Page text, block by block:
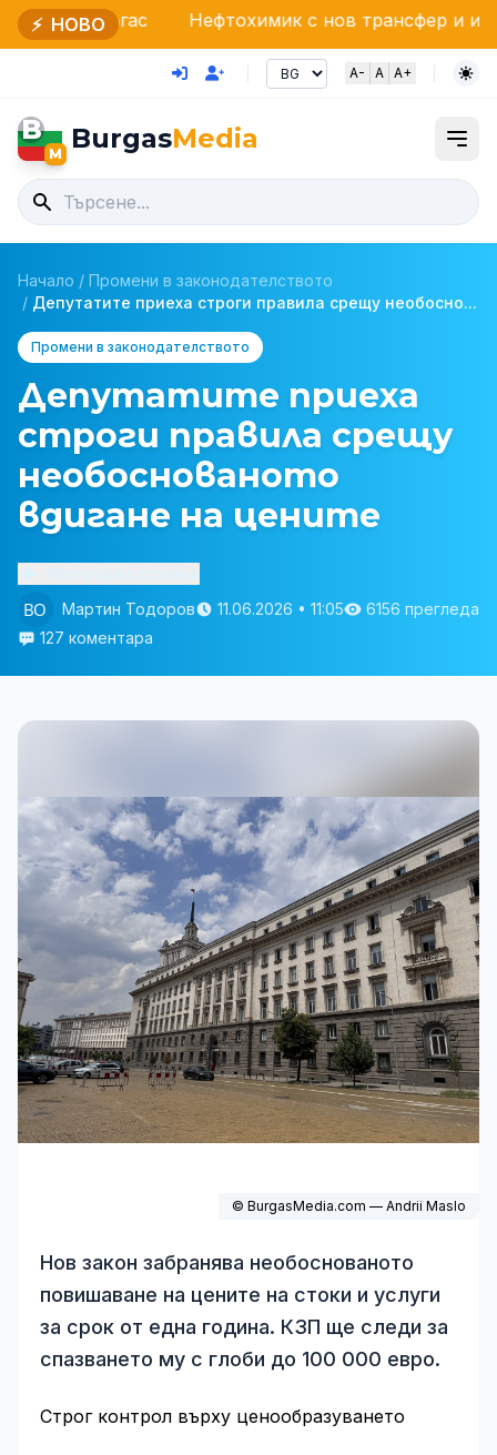
⚡ НОВО
Нефтохимик с нов трансфер и иновация за
A- A A+
B
M BurgasMedia
Начало / Промени в законодателството
/ Депутатите приеха строги правила срещу необосно...
Промени в законодателството
Депутатите приеха
строги правила срещу
необоснованото
вдигане на цените
Мартин Тодоров
11.06.2026 • 11:05
6156 прегледа
127 коментара
© BurgasMedia.com — Andrii Maslo
Нов закон забранява необоснованото
повишаване на цените на стоки и услуги
за срок от една година. КЗП ще следи за
спазването му с глоби до 100 000 евро.
Строг контрол върху ценообразуването